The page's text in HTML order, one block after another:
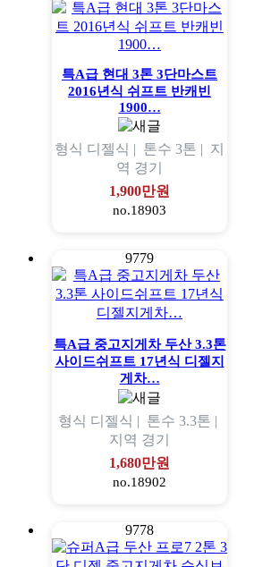
특A급 현대 3톤 3단마스트
2016년식 쉬프트 반캐빈
1900…
형식 디젤식 | 톤수 3톤 | 지
역 경기
1,900만원
no.18903
9779
특A급 중고지게차 두산 3.3톤
사이드쉬프트 17년식 디젤지
게차…
형식 디젤식 | 톤수 3.3톤 |
지역 경기
1,680만원
no.18902
9778